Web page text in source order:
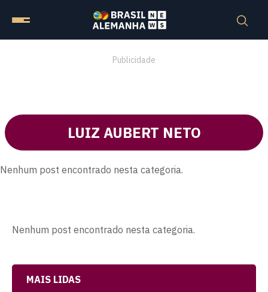
Publicidade
LUIZ AUBERT NETO
Nenhum post encontrado nesta categoria.
Nenhum post encontrado nesta categoria.
MAIS LIDAS